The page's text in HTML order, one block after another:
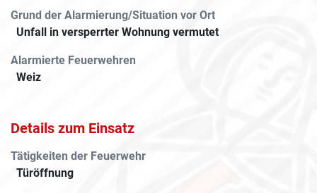
Grund der Alarmierung/Situation vor Ort
Unfall in versperrter Wohnung vermutet
Alarmierte Feuerwehren
Weiz
Details zum Einsatz
Tätigkeiten der Feuerwehr
Türöffnung